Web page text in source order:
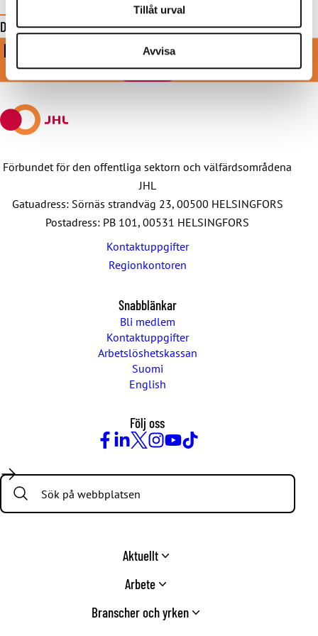
Tillåt urval
Avvisa
Dela denna sida
Facebook
X
Share
E-
Share
WhatsApp
Telegram
KOM MED I VÅRT STARKA LAG
BLI MEDLEM
Förbundet för den offentliga sektorn och välfärdsområdena
JHL
Gatuadress: Sörnäs strandväg 23, 00500 HELSINGFORS
Postadress: PB 101, 00531 HELSINGFORS
Kontaktuppgifter
Regionkontoren
Snabblänkar
Bli medlem
Kontaktuppgifter
Arbetslöshetskassan
Suomi
English
Följ oss
Search:
Aktuellt
Arbete
Branscher och yrken